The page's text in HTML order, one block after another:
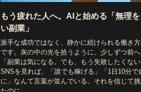
もう疲れた人へ。AIと始める「無理
い副業」
派手な成功ではなく、静かに続けられる働き
です。灰の中の光を拾うように、少しずつ前
「副業は気になる。でも、もう失敗したくない
SNSを見れば、「誰でも稼げる」「1日10分で
に」なんて言葉が並んでいる。それを信じて挑